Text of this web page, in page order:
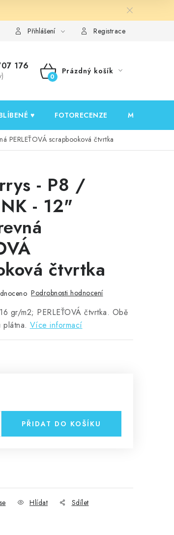
údajů Ověřování recenzí
Přihlášení Registrace
176
NÁKUPNÍ
Prázdný košík
♥️ FOTORECENZE MOJE
PERLEŤOVÁ scrapbooková čtvrtka
- P8 /
- 12"
čtvrtka
Podrobnosti hodnocení
gr/m2; PERLEŤOVÁ čtvrtka. Obě
plátna. Více informací
PŘIDAT DO KOŠÍKU
Hlídat Sdílet